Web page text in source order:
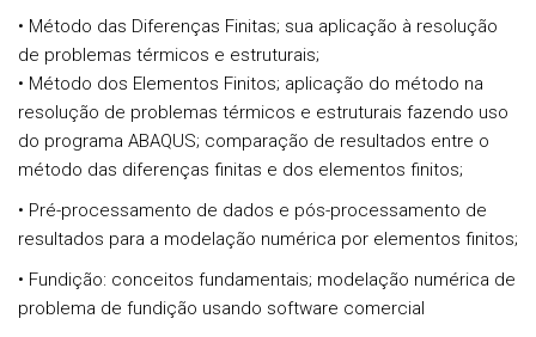
• Método das Diferenças Finitas; sua aplicação à resolução
de problemas térmicos e estruturais;
• Método dos Elementos Finitos; aplicação do método na
resolução de problemas térmicos e estruturais fazendo uso
do programa ABAQUS; comparação de resultados entre o
método das diferenças finitas e dos elementos finitos;
• Pré-processamento de dados e pós-processamento de
resultados para a modelação numérica por elementos finitos;
• Fundição: conceitos fundamentais; modelação numérica de
problema de fundição usando software comercial